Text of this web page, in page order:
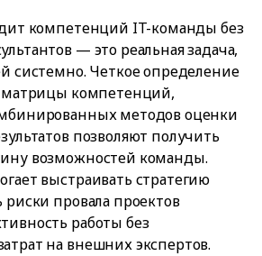
компетенций IT-команды без
— это реальная задача,
системно. Четкое определение
матрицы компетенций,
методов оценки
позволяют получить
возможностей команды.
выстраивать стратегию
риски провала проектов
работы без
на внешних экспертов.